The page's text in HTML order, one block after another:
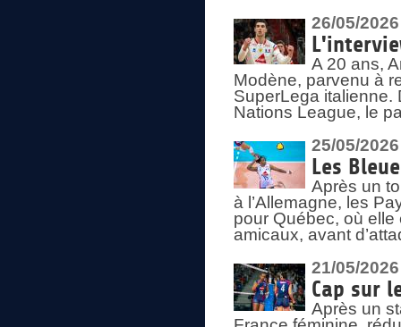
26/05/2026
A 20 ans,
Modène, parvenu à
SuperLega italienne.
Nations League, le
25/05/2026
Les
Après un
à l’Allemagne, les
pour Québec, où
amicaux, avant
21/05/2026
Cap sur
Après un